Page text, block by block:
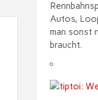
Autos,
man sonst
braucht.